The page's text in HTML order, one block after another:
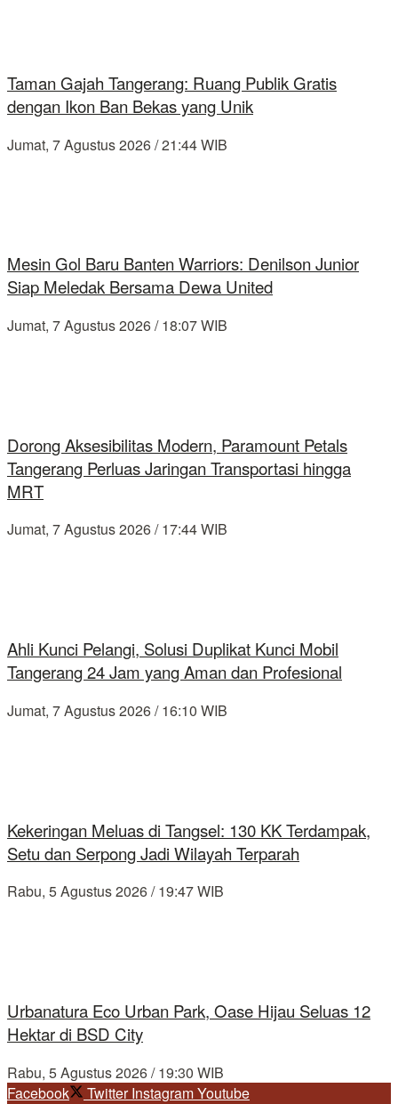
Taman Gajah Tangerang: Ruang Publik Gratis
dengan Ikon Ban Bekas yang Unik
Jumat, 7 Agustus 2026 / 21:44 WIB
Mesin Gol Baru Banten Warriors: Denilson Junior
Siap Meledak Bersama Dewa United
Jumat, 7 Agustus 2026 / 18:07 WIB
Dorong Aksesibilitas Modern, Paramount Petals
Tangerang Perluas Jaringan Transportasi hingga
MRT
Jumat, 7 Agustus 2026 / 17:44 WIB
Ahli Kunci Pelangi, Solusi Duplikat Kunci Mobil
Tangerang 24 Jam yang Aman dan Profesional
Jumat, 7 Agustus 2026 / 16:10 WIB
Kekeringan Meluas di Tangsel: 130 KK Terdampak,
Setu dan Serpong Jadi Wilayah Terparah
Rabu, 5 Agustus 2026 / 19:47 WIB
Urbanatura Eco Urban Park, Oase Hijau Seluas 12
Hektar di BSD City
Rabu, 5 Agustus 2026 / 19:30 WIB
Facebook
Twitter InstagramYoutube